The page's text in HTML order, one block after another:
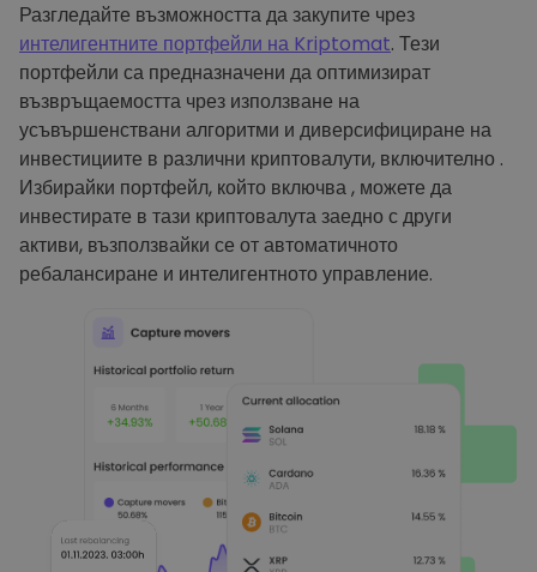
Разгледайте възможността да закупите чрез
интелигентните портфейли на Kriptomat. Тези
портфейли са предназначени да оптимизират
възвръщаемостта чрез използване на
усъвършенствани алгоритми и диверсифициране на
инвестициите в различни криптовалути, включително .
Избирайки портфейл, който включва , можете да
инвестирате в тази криптовалута заедно с други
активи, възползвайки се от автоматичното
ребалансиране и интелигентното управление.